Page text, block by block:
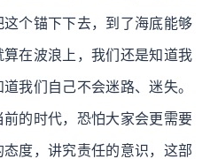
个锚下下去，到了海底能够
在波浪上，我们还是知道我
我们自己不会迷路、迷失。
的时代，恐怕大家会更需要
度，讲究责任的意识，这部